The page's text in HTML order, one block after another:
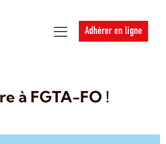
Adhérer en ligne
à FGTA-FO !